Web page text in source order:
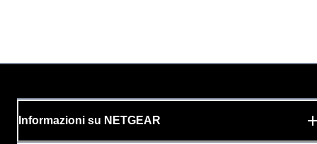
Informazioni su NETGEAR